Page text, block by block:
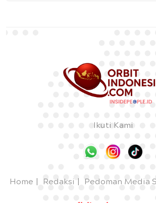
Ikuti Kami
Home Redaksi Pedoman Media